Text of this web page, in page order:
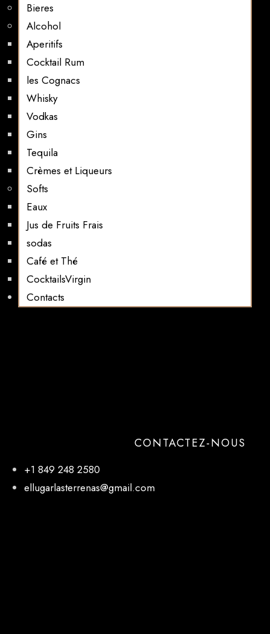
Bieres
Alcohol
Aperitifs
Cocktail Rum
les Cognacs
Whisky
Vodkas
Gins
Tequila
Crèmes et Liqueurs
Softs
Eaux
Jus de Fruits Frais
sodas
Café et Thé
CocktailsVirgin​
Contacts
CONTACTEZ-NOUS
+1 849 248 2580
ellugarlasterrenas@gmail.com